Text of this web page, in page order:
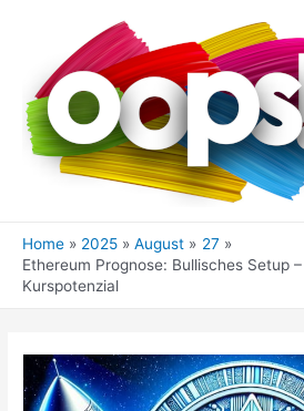
Home 2025 August
27
Ethereum Prognose: Bullisches Setup
Kurspotenzial